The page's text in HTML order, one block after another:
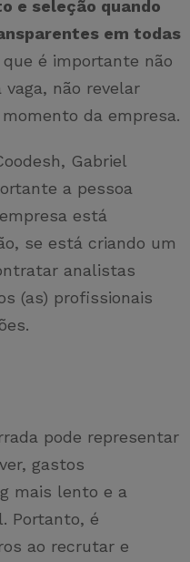
e seleção quando
em todas
é importante não
não revelar
da empresa.
Gabriel
a pessoa
está
se está criando um
analistas
(as) profissionais
pode representar
gastos
mais lento e a
Portanto, é
ao recrutar e